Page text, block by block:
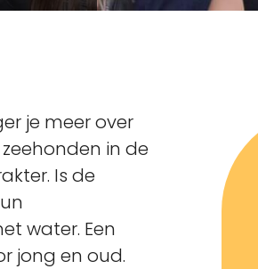
je meer over
in de
Is de
water. Een
jong en oud.